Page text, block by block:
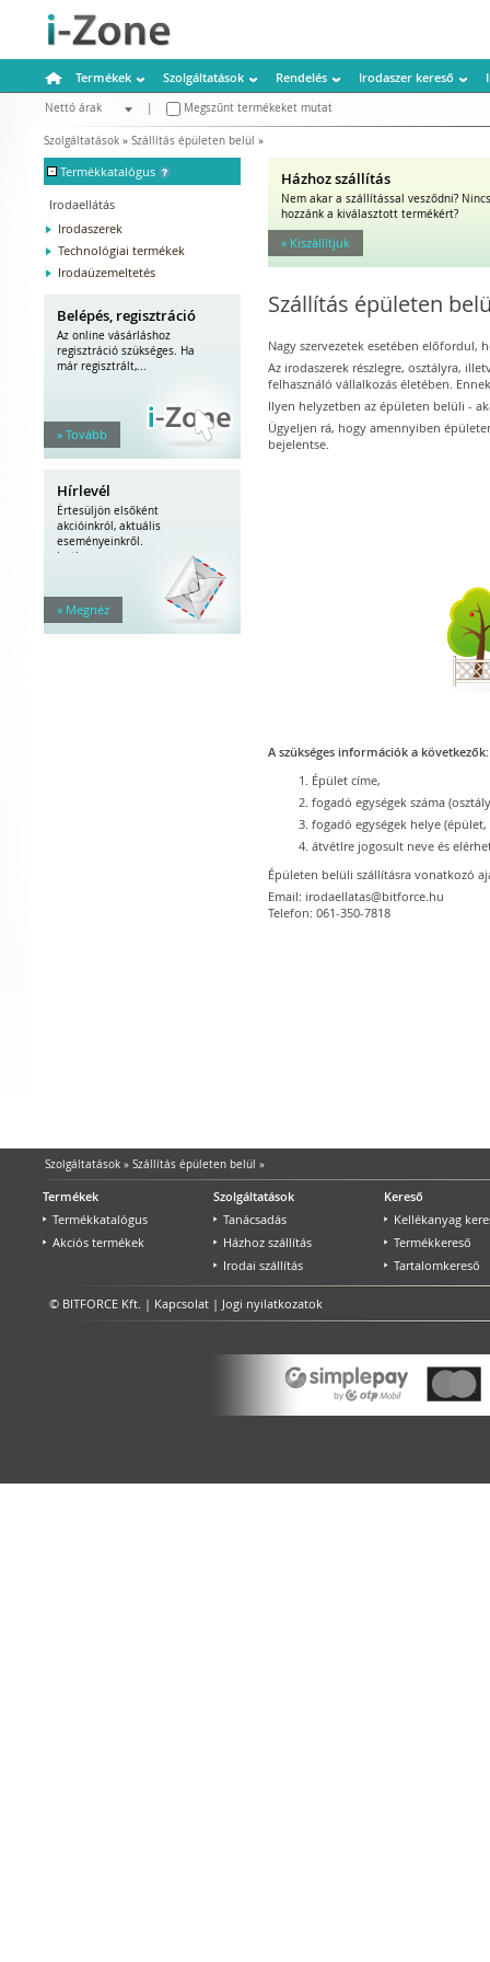
Termékek Szolgáltatások Rendelés Irodaszer kereső
Nettó árak
Megszűnt termékeket mutat
Szolgáltatások » Szállítás épületen belül »
- Termékkatalógus
Irodaellátás
Irodaszerek
Technológiai termékek
Irodaüzemeltetés
Belépés, regisztráció
Az online vásárláshoz
regisztráció szükséges. Ha
már regisztrált,...
» Tovább
Hírlevél
Értesüljön elsőként
akcióinkról, aktuális
eseményeinkről.
Iratkozzon...
» Megnéz
Házhoz szállítás
Nem akar a szállítással vesződni?
hozzánk a kiválasztott termékért?
» Kiszállítjuk
Szállítás épületen
Nagy szervezetek esetében előfordul,
Az irodaszerek részlegre, osztályra,
felhasználó vállalkozás életében.
Ilyen helyzetben az épületen belüli -
Ügyeljen rá, hogy amennyiben
bejelentse.
A szükséges információk a következők:
Épület címe,
fogadó egységek száma
fogadó egységek helye
átvétlre jogosult neve és
Épületen belüli szállításra vonatkozó
Email: irodaellatas@bitforce.hu
Telefon: 061-350-7818
Szolgáltatások» Szállítás épületen belül »
Termékek
Termékkatalógus
Akciós termékek
Szolgáltatások
Tanácsadás
Házhoz szállítás
Irodai szállítás
Kereső
Kellékanyag
Termékkereső
Tartalomkereső
© BITFORCE Kft. | Kapcsolat | Jogi nyilatkozatok